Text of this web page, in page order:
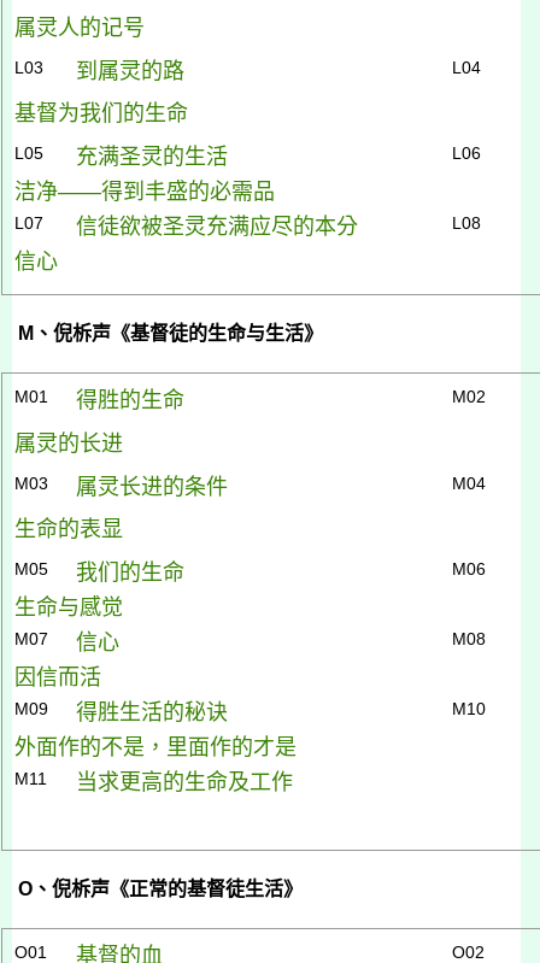
属灵人的记号
L03 到属灵的路 L04
基督为我们的生命
L05 充满圣灵的生活 L06
洁净——得到丰盛的必需品
L07 信徒欲被圣灵充满应尽的本分 L08
信心
M 、倪柝声《基督徒的生命与生活》
M01 得胜的生命 M02
属灵的长进
M03 属灵长进的条件 M04
生命的表显
M05 我们的生命 M06
生命与感觉
M07 信心 M08
因信而活
M09 得胜生活的秘诀 M10
外面作的不是，里面作的才是
M11 当求更高的生命及工作
O 、倪柝声《正常的基督徒生活》
O01 基督的血 O02